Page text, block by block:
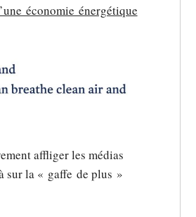
économie énergétique
affliger les médias
sur la « gaffe de plus »